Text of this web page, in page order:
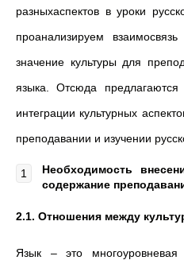
разныхаспектов в уроки
проанализируем
значение культуры для
языка. Отсюда
интеграции культурных
преподавании и изучении
Необходимость
содержание
2.1. Отношения между
Язык – это многоуровневая